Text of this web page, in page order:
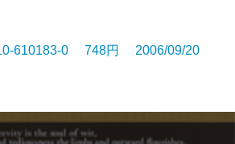
610183-0 748円 2006/09/20